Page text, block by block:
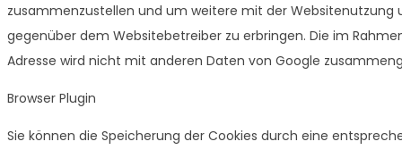
zusammenzustellen und um weitere mit der
gegenüber dem Websitebetreiber zu erbringen. Die im
Adresse wird nicht mit anderen Daten von Google
Browser Plugin
Sie können die Speicherung der Cookies durch eine